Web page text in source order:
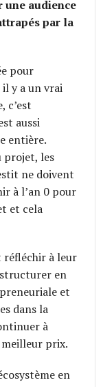
audience
par la
pour
y a un vrai
c’est
aussi
entière.
projet, les
ne doivent
à l’an 0 pour
et cela
réfléchir à leur
en
et
dans la
à
prix.
en